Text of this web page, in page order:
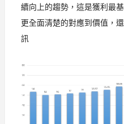
續向上的趨勢，這是獲利最
更全面清楚的對應到價值，
訊